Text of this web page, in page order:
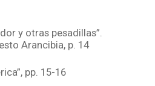
y otras pesadillas”.
Arancibia, p. 14
pp. 15-16